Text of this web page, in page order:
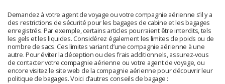
Demandez à votre agent de voyage ou votre compagnie aérienne s’il y a
des restrictions de sécurité pour les bagages de cabine et les bagages
enregistrés. Par exemple, certains articles pourraient être interdits, tels
les gels et les liquides. Considérez également les limites de poids ou de
nombre de sacs. Ces limites variant d’une compagnie aérienne à une
autre. Pour éviter la déception ou des frais additionnels, assurez-vous
de contacter votre compagnie aérienne ou votre agent de voyage, ou
encore visitez le site web de la compagnie aérienne pour découvrir leur
politique de bagages. Voici d’autres conseils de bagage :